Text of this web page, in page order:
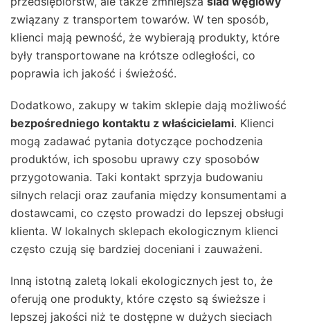
związany z transportem towarów. W ten sposób,
klienci mają pewność, że wybierają produkty, które
były transportowane na krótsze odległości, co
poprawia ich jakość i świeżość.
Dodatkowo, zakupy w takim sklepie dają możliwość
bezpośredniego kontaktu z właścicielami. Klienci
mogą zadawać pytania dotyczące pochodzenia
produktów, ich sposobu uprawy czy sposobów
przygotowania. Taki kontakt sprzyja budowaniu
silnych relacji oraz zaufania między konsumentami a
dostawcami, co często prowadzi do lepszej obsługi
klienta. W lokalnych sklepach ekologicznym klienci
często czują się bardziej doceniani i zauważeni.
Inną istotną zaletą lokali ekologicznych jest to, że
oferują one produkty, które często są świeższe i
lepszej jakości niż te dostępne w dużych sieciach